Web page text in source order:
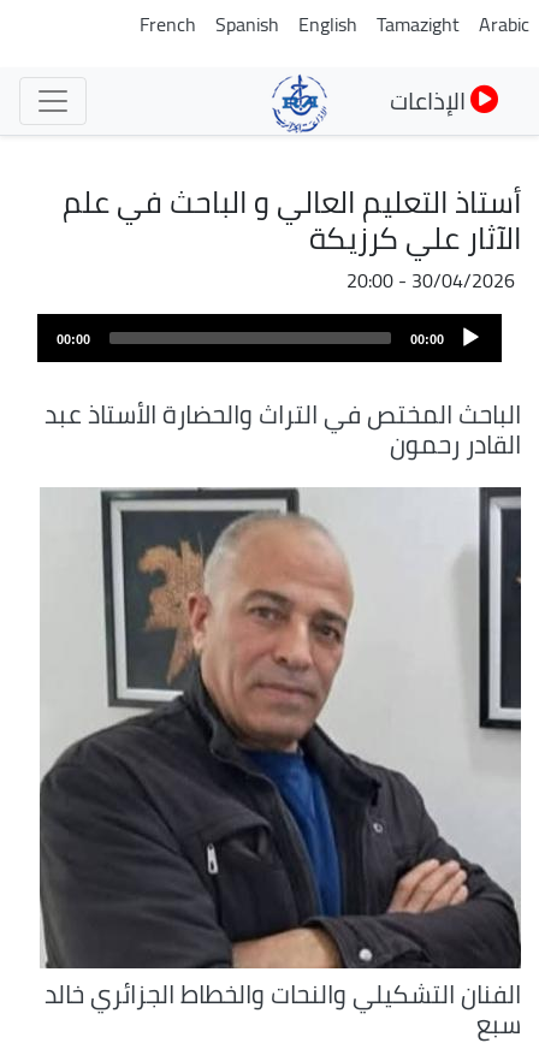
تجاوز
Arabic
Tamazight
English
Spanish
French
الإذاعات
أستاذ التعليم العالي و الباحث في علم
الآثار علي كرزيكة
30/04/2026 - 20:00
Audio
Player
00:00
00:00
الباحث المختص في التراث والحضارة الأستاذ عبد
القادر رحمون
الفنان التشكيلي والنحات والخطاط الجزائري خالد
سبع